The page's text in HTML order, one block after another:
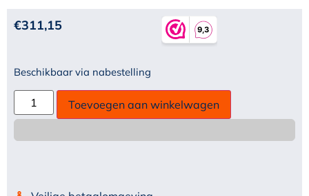
€311,15
Beschikbaar via nabestelling
Toevoegen aan winkelwagen